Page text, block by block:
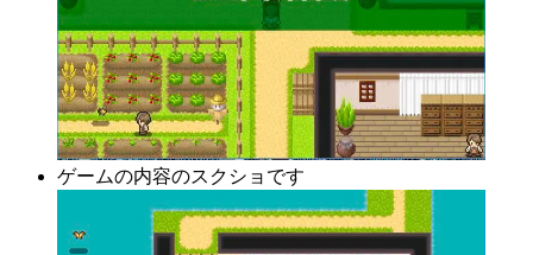
ゲームの内容のスクショです